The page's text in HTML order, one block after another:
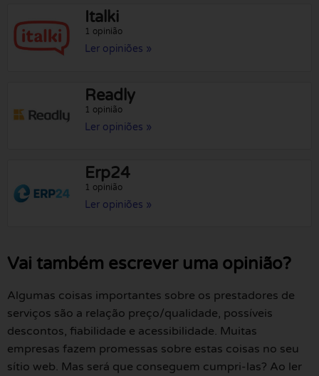
Italki
1 opinião
Ler opiniões »
Readly
1 opinião
Ler opiniões »
Erp24
1 opinião
Ler opiniões »
Vai também escrever uma opinião?
Algumas coisas importantes sobre os prestadores de
serviços são a relação preço/qualidade, possíveis
descontos, fiabilidade e acessibilidade. Muitas
empresas fazem promessas sobre estas coisas no seu
sítio web. Mas será que conseguem cumpri-las? Ao ler